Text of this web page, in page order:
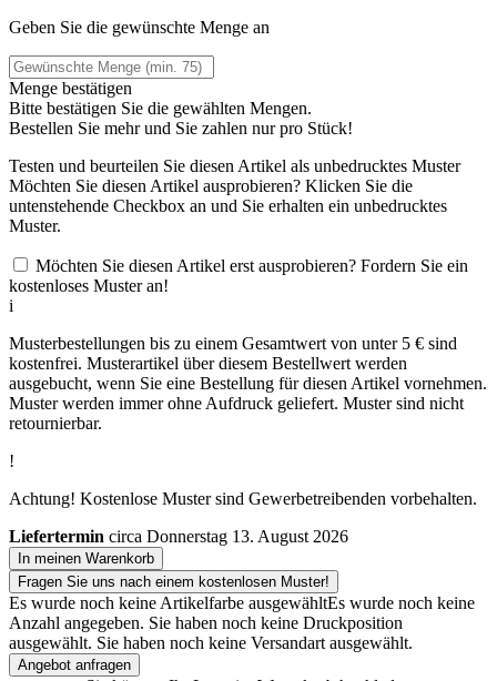
Geben Sie die gewünschte Menge an
Menge bestätigen
Bitte bestätigen Sie die gewählten Mengen.
Bestellen Sie mehr und Sie zahlen nurpro Stück!
Testen und beurteilen Sie diesen Artikel als unbedrucktes Muster
Möchten Sie diesen Artikel ausprobieren? Klicken Sie die
untenstehende Checkbox an und Sie erhalten ein unbedrucktes
Muster.
Möchten Sie diesen Artikel erst ausprobieren? Fordern Sie ein
kostenloses Muster an!
i
Musterbestellungen bis zu einem Gesamtwert von unter 5 € sind
kostenfrei. Musterartikel über diesem Bestellwert werden
ausgebucht, wenn Sie eine Bestellung für diesen Artikel vornehmen.
Muster werden immer ohne Aufdruck geliefert. Muster sind nicht
retournierbar.
!
Achtung! Kostenlose Muster sind Gewerbetreibenden vorbehalten.
Liefertermin circa Donnerstag 13. August 2026
In meinen Warenkorb
Fragen Sie uns nach einem kostenlosen Muster!
Es wurde noch keine Artikelfarbe ausgewähltEs wurde noch keine
Anzahl angegeben. Sie haben noch keine Druckposition
ausgewählt. Sie haben noch keine Versandart ausgewählt.
Angebot anfragen